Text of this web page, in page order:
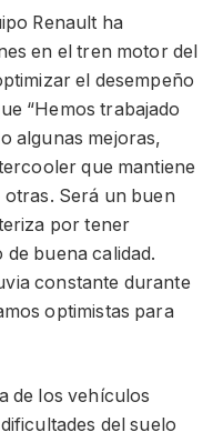
Renault ha
en el tren motor del
el desempeño
“Hemos trabajado
algunas mejoras,
que mantiene
Será un buen
por tener
buena calidad.
constante durante
optimistas para
de los vehículos
del suelo